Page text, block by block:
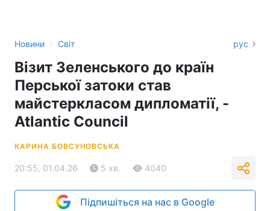
Новини › Світ рус
Візит Зеленського до країн
Перської затоки став
майстеркласом дипломатії, -
Atlantic Council
КАРИНА БОВСУНОВСЬКА
20:55, 01.04.26 5 хв. 4040
Підпишіться на нас в Google